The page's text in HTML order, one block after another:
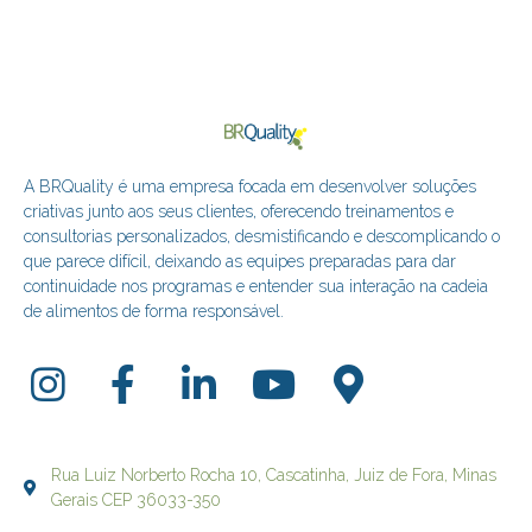
A BRQuality é uma empresa focada em desenvolver soluções
criativas junto aos seus clientes, oferecendo treinamentos e
consultorias personalizados, desmistificando e descomplicando o
que parece difícil, deixando as equipes preparadas para dar
continuidade nos programas e entender sua interação na cadeia
de alimentos de forma responsável.
Rua Luiz Norberto Rocha 10, Cascatinha, Juiz de Fora, Minas
Gerais CEP 36033-350